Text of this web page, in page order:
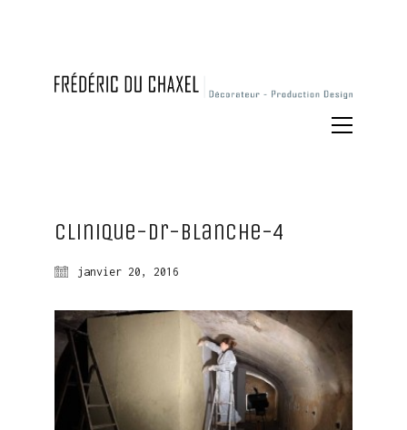
Clinique-dr-blanche-4
janvier 20, 2016